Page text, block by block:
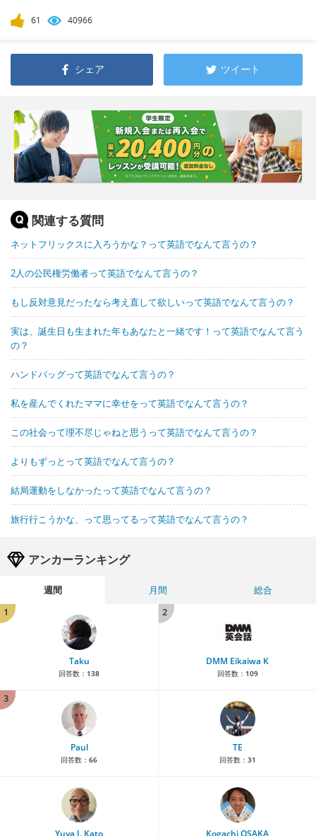
61 40966
シェア ツイート
関連する質問
ネットフリックスに入ろうかな？って英語でなんて言うの？
2人の公民権労働者って英語でなんて言うの？
もし反対意見だったなら考え直して欲しいって英語でなんて言うの？
実は、誕生日も生まれた年もあなたと一緒です！って英語でなんて言う
の？
ハンドバッグって英語でなんて言うの？
私を産んでくれたママに幸せをって英語でなんて言うの？
この社会って理不尽じゃねと思うって英語でなんて言うの？
よりもずっとって英語でなんて言うの？
結局運動をしなかったって英語でなんて言うの？
旅行行こうかな、って思ってるって英語でなんて言うの？
アンカーランキング
週間 月間
総合
1
Taku
回答数： 138
2
DMM Eikaiwa K
回答数： 109
3
Paul
回答数： 66
TE
回答数： 31
Yuya J. Kato Kogachi OSAKA